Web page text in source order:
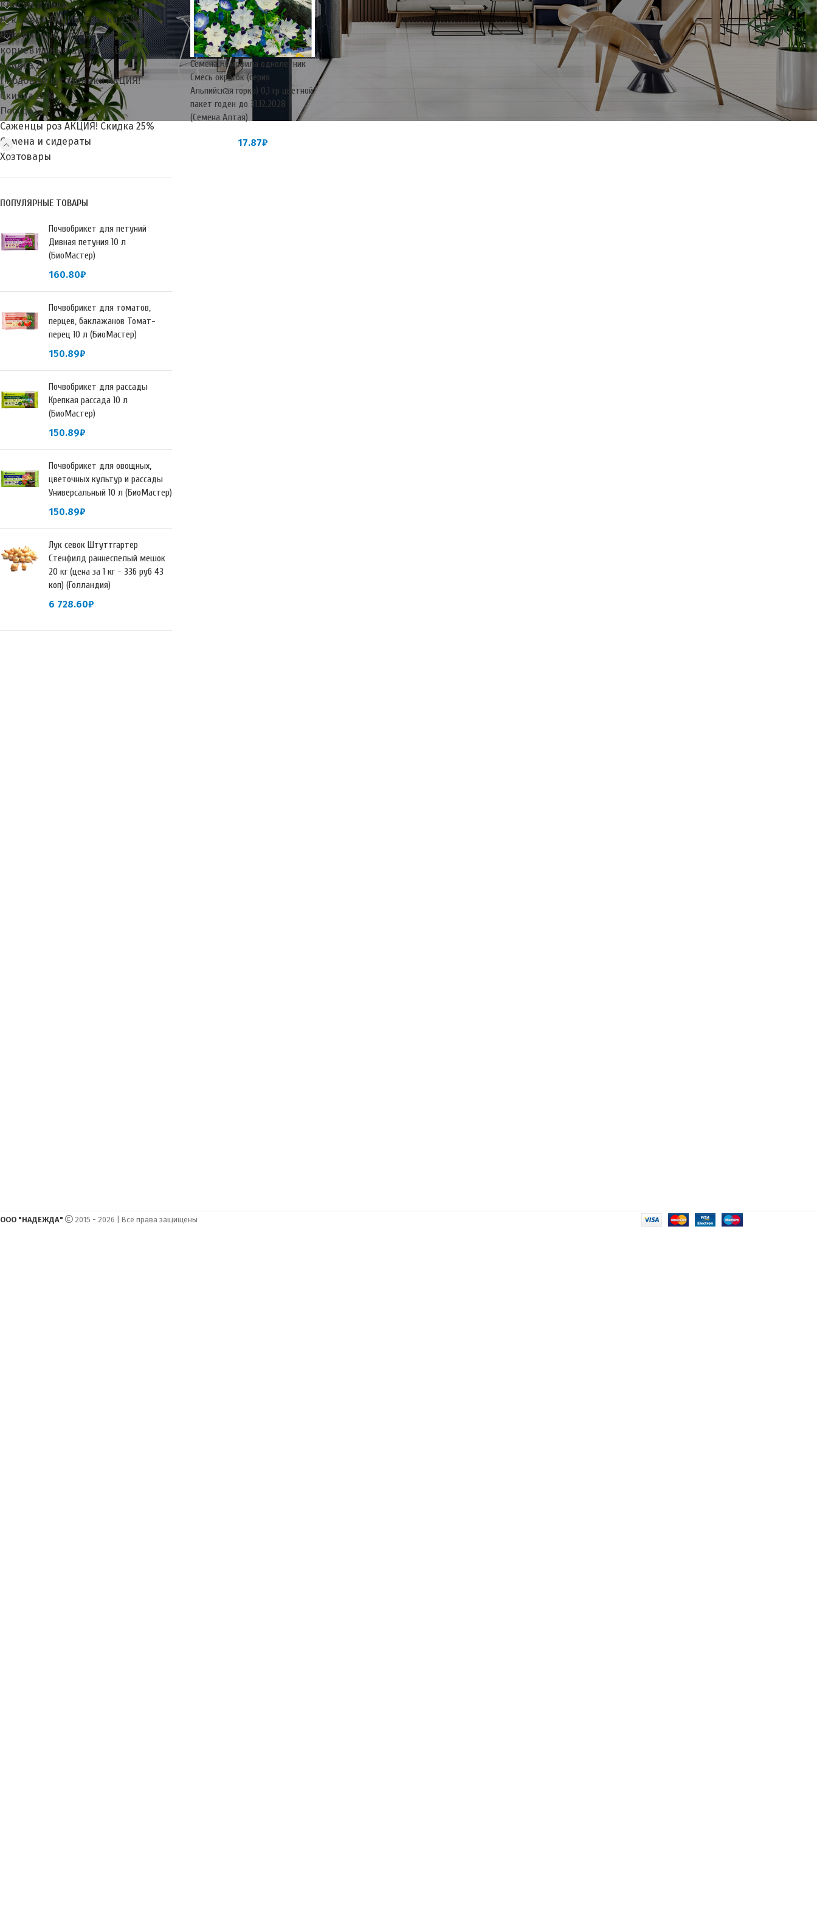
Краски и лаки
Лук севок АКЦИЯ! Скидка 25%
Луковичные, клубневые,
корневищные цветы АКЦИЯ!
Скидка 25%
Плодовые кустарники АКЦИЯ!
Скидка 25%
Посуда
Саженцы роз АКЦИЯ! Скидка 25%
Семена и сидераты
Хозтовары
ПОПУЛЯРНЫЕ ТОВАРЫ
Почвобрикет для петуний
Дивная петуния 10 л
(БиоМастер)
160.80₽
Почвобрикет для томатов,
перцев, баклажанов Томат-
перец 10 л (БиоМастер)
150.89₽
Почвобрикет для рассады
Крепкая рассада 10 л
(БиоМастер)
150.89₽
Почвобрикет для овощных,
цветочных культур и рассады
Универсальный 10 л (БиоМастер)
150.89₽
Лук севок Штуттгартер
Стенфилд раннеспелый мешок
20 кг (цена за 1 кг - 336 руб 43
коп) (Голландия)
6 728.60₽
Семена Немофила однолетник
Смесь окрасок (серия
Альпийская горка) 0,1 гр цветной
пакет годен до 31.12.2028
(Семена Алтая)
17.87₽
ООО "НАДЕЖДА" 2015 - 2026 | Все права защищены